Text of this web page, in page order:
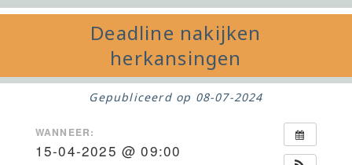
Deadline nakijken
herkansingen
Gepubliceerd op 08-07-2024
WANNEER:
15-04-2025 @ 09:00